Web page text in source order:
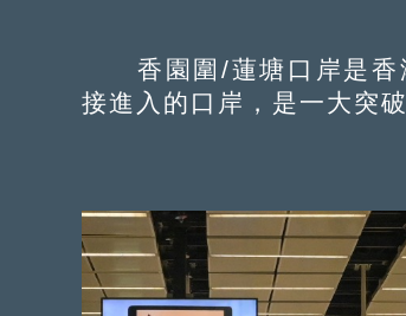
香園圍/蓮塘口岸是香
接進入的口岸，是一大突破